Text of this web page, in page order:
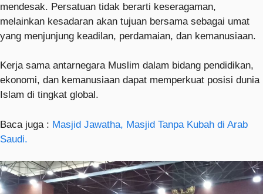
mendesak. Persatuan tidak berarti keseragaman,
melainkan kesadaran akan tujuan bersama sebagai umat
yang menjunjung keadilan, perdamaian, dan kemanusiaan.
Kerja sama antarnegara Muslim dalam bidang pendidikan,
ekonomi, dan kemanusiaan dapat memperkuat posisi dunia
Islam di tingkat global.
Baca juga : Masjid Jawatha, Masjid Tanpa Kubah di Arab
Saudi.